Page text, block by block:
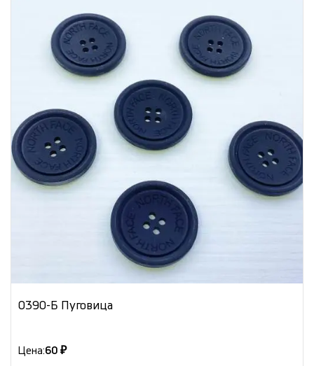
0390-Б Пуговица
Цена:60 ₽